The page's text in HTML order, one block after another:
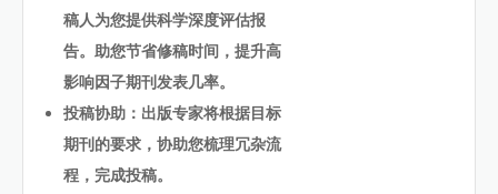
稿人为您提供科学深度评估报
告。助您节省修稿时间，提升高
影响因子期刊发表几率。
投稿协助：出版专家将根据目标
期刊的要求，协助您梳理冗杂流
程，完成投稿。